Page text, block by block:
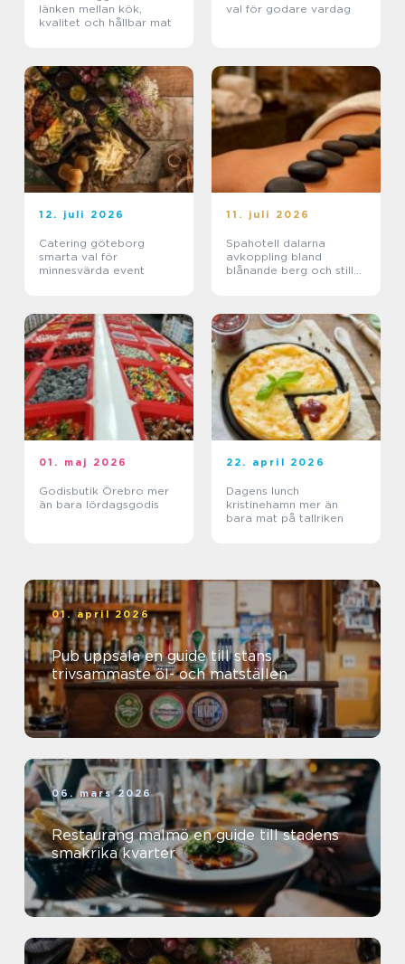
länken mellan kök,
kvalitet och hållbar mat
val för godare vardag
12. juli 2026
Catering göteborg
smarta val för
minnesvärda event
11. juli 2026
Spahotell dalarna
avkoppling bland
blånande berg och stilla
01. maj 2026
Godisbutik Örebro mer
än bara lördagsgodis
22. april 2026
Dagens lunch
kristinehamn mer än
bara mat på tallriken
01. april 2026
Pub uppsala en guide till stans
trivsammaste öl- och matställen
06. mars 2026
Restaurang malmö en guide till stadens
smakrika kvarter